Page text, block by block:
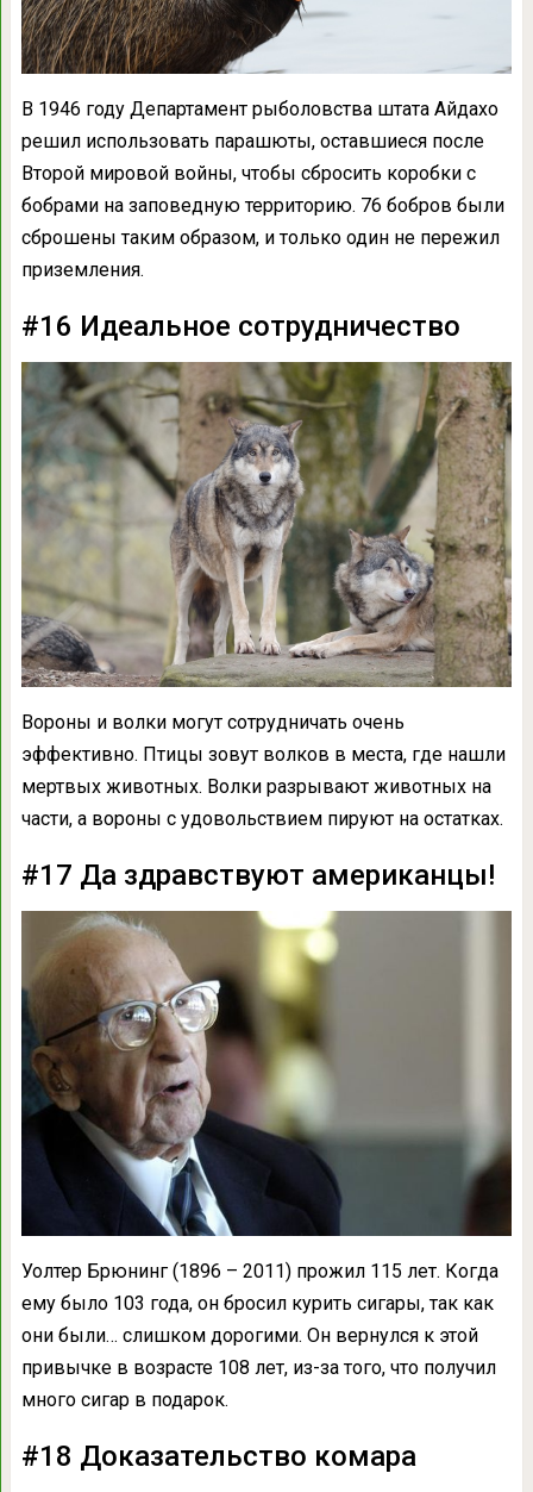
В 1946 году Департамент рыболовства штата Айдахо
решил использовать парашюты, оставшиеся после
Второй мировой войны, чтобы сбросить коробки с
бобрами на заповедную территорию. 76 бобров были
сброшены таким образом, и только один не пережил
приземления.
#16 Идеальное сотрудничество
Вороны и волки могут сотрудничать очень
эффективно. Птицы зовут волков в места, где нашли
мертвых животных. Волки разрывают животных на
части, а вороны с удовольствием пируют на остатках.
#17 Да здравствуют американцы!
Уолтер Брюнинг (1896 – 2011) прожил 115 лет. Когда
ему было 103 года, он бросил курить сигары, так как
они были… слишком дорогими. Он вернулся к этой
привычке в возрасте 108 лет, из-за того, что получил
много сигар в подарок.
#18 Доказательство комара